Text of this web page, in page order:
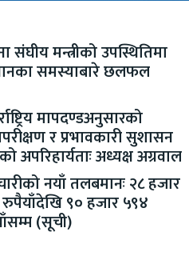
संघीय मन्त्रीको उपस्थितिमा
समस्याबारे छलफल
मापदण्डअनुसारको
र प्रभावकारी सुशासन
अपरिहार्यताः अध्यक्ष अग्रवाल
नयाँ तलबमानः २८ हजार
९० हजार ५९४
(सूची)